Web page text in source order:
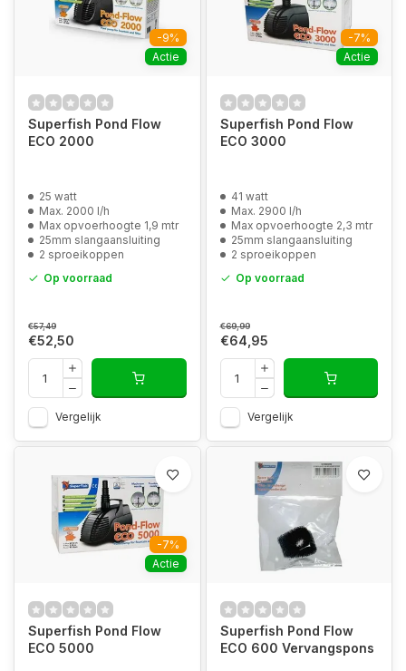
-9%
Actie
Superfish Pond Flow
ECO 2000
25 watt
Max. 2000 l/h
Max opvoerhoogte 1,9 mtr
25mm slangaansluiting
2 sproeikoppen
Op voorraad
€57,49
€52,50
Vergelijk
-7%
Actie
Superfish Pond Flow
ECO 3000
41 watt
Max. 2900 l/h
Max opvoerhoogte 2,3 mtr
25mm slangaansluiting
2 sproeikoppen
Op voorraad
€69,99
€64,95
Vergelijk
-7%
Actie
Superfish Pond Flow
ECO 5000
Superfish Pond Flow
ECO 600 Vervangspons